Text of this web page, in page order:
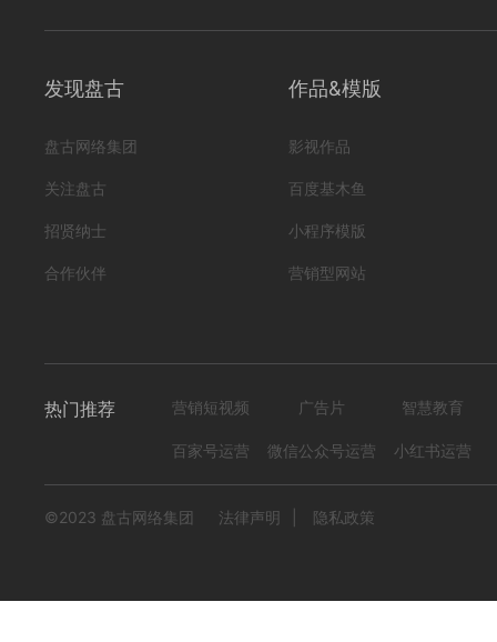
发现盘古
盘古网络集团
关注盘古
招贤纳士
合作伙伴
作品&模版
影视作品
百度基木鱼
小程序模版
营销型网站
热门推荐 营销短视频 广告片 智慧教育
百家号运营 微信公众号运营 小红书运营
©2023 盘古网络集团 法律声明 隐私政策